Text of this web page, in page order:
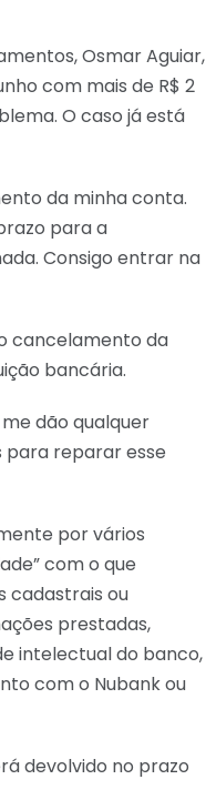
Osmar Aguiar,
com mais de R$ 2
O caso já está
da minha conta.
para a
Consigo entrar na
cancelamento da
bancária.
dão qualquer
para reparar esse
por vários
com o que
cadastrais ou
prestadas,
intelectual do banco,
com o Nubank ou
devolvido no prazo